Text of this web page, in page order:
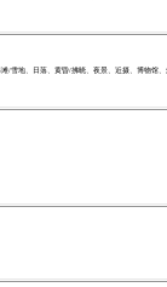
/雪地、日落、黄昏/拂晓、夜景、近摄、博物馆